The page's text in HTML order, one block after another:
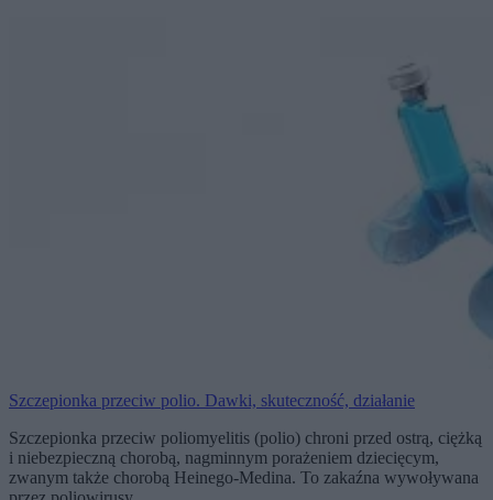
Szczepionka przeciw polio. Dawki, skuteczność, działanie
Szczepionka przeciw poliomyelitis (polio) chroni przed ostrą, ciężką
i niebezpieczną chorobą, nagminnym porażeniem dziecięcym,
zwanym także chorobą Heinego-Medina. To zakaźna wywoływana